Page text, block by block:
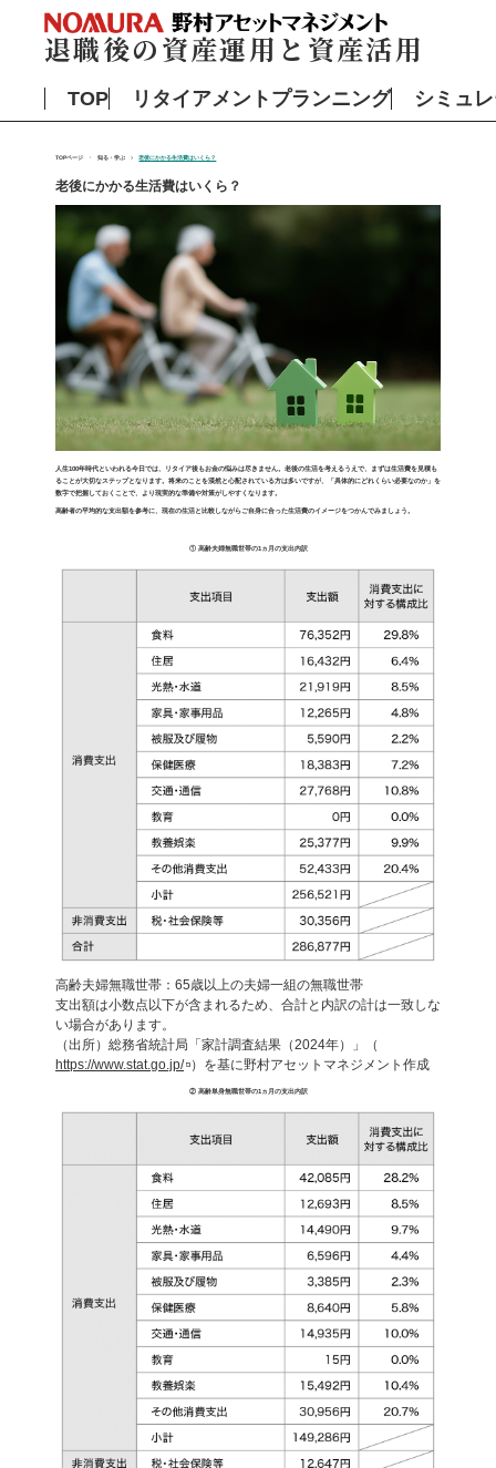
退職後の資産運用と資産活用
TOP リタイアメントプランニング シミュ
TOPページ 知る・学ぶ 老後にかかる生活費はいくら？
老後にかかる生活費はいくら？
人生100年時代といわれる今日では、リタイア後もお金の悩みは尽きません。老後の生活を考えるうえで、まずは生活費を見積も
ることが大切なステップとなります。将来のことを漠然と心配されている方は多いですが、「具体的にどれくらい必要なのか」を
数字で把握しておくことで、より現実的な準備や対策がしやすくなります。
高齢者の平均的な支出額を参考に、現在の生活と比較しながらご自身に合った生活費のイメージをつかんでみましょう。
① 高齢夫婦無職世帯の1ヵ月の支出内訳
高齢夫婦無職世帯：65歳以上の夫婦一組の無職世帯
支出額は小数点以下が含まれるため、合計と内訳の計は一致しな
い場合があります。
（出所）総務省統計局「家計調査結果（2024年）」（
https://www.stat.go.jp/ ）を基に野村アセットマネジメント作成
② 高齢単身無職世帯の1ヵ月の支出内訳